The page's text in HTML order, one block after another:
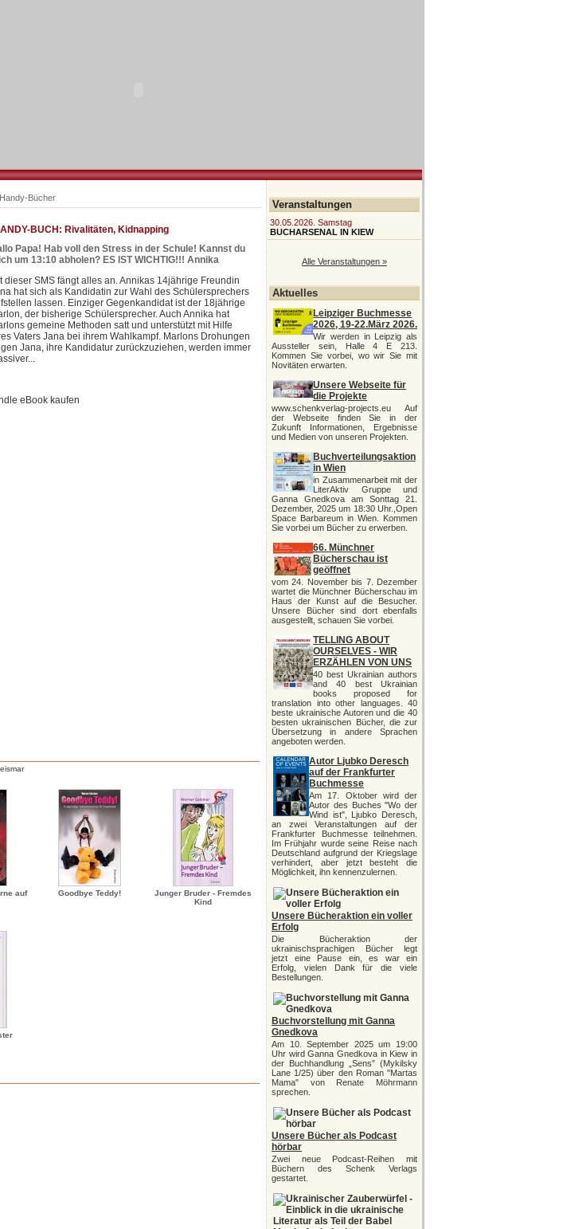
Handy-Bücher
BUCH: Rivalitäten, Kidnapping
Papa! Hab voll den Stress in der Schule! Kannst du
um 13:10 abholen? ES IST WICHTIG!!! Annika
dieser SMS fängt alles an. Annikas 14jährige Freundin
hat sich als Kandidatin zur Wahl des Schülersprechers
lassen. Einziger Gegenkandidat ist der 18jährige
der bisherige Schülersprecher. Auch Annika hat
gemeine Methoden satt und unterstützt mit Hilfe
Vaters Jana bei ihrem Wahlkampf. Marlons Drohungen
Jana, ihre Kandidatur zurückzuziehen, werden immer
eBook kaufen
auf
Goodbye Teddy!
Junger Bruder - Fremdes
Kind
Veranstaltungen
30.05.2026. Samstag
BUCHARSENAL IN KIEW
Alle Veranstaltungen »
Aktuelles
Leipziger Buchmesse
2026, 19-22.März 2026.
Wir werden in Leipzig als
Aussteller sein, Halle 4 E 213.
Kommen Sie vorbei, wo wir Sie mit
Novitäten erwarten.
Unsere Webseite für
die Projekte
www.schenkverlag-projects.eu Auf
der Webseite finden Sie in der
Zukunft Informationen, Ergebnisse
und Medien von unseren Projekten.
Buchverteilungsaktion
in Wien
in Zusammenarbeit mit der
LiterAktiv Gruppe und
Ganna Gnedkova am Sonttag 21.
Dezember, 2025 um 18:30 Uhr.,Open
Space Barbareum in Wien. Kommen
Sie vorbei um Bücher zu erwerben.
66. Münchner
Bücherschau ist
geöffnet
vom 24. November bis 7. Dezember
wartet die Münchner Bücherschau im
Haus der Kunst auf die Besucher.
Unsere Bücher sind dort ebenfalls
ausgestellt, schauen Sie vorbei.
TELLING ABOUT
OURSELVES - WIR
ERZÄHLEN VON UNS
40 best Ukrainian authors
and 40 best Ukrainian
books proposed for
translation into other languages. 40
beste ukrainische Autoren und die 40
besten ukrainischen Bücher, die zur
Übersetzung in andere Sprachen
angeboten werden.
Autor Ljubko Deresch
auf der Frankfurter
Buchmesse
Am 17. Oktober wird der
Autor des Buches "Wo der
Wind ist", Ljubko Deresch,
an zwei Veranstaltungen auf der
Frankfurter Buchmesse teilnehmen.
Im Frühjahr wurde seine Reise nach
Deutschland aufgrund der Kriegslage
verhindert, aber jetzt besteht die
Möglichkeit, ihn kennenzulernen.
Unsere Bücheraktion ein voller
Erfolg
Die Bücheraktion der
ukrainischsprachigen Bücher legt
jetzt eine Pause ein, es war ein
Erfolg, vielen Dank für die viele
Bestellungen.
Buchvorstellung mit Ganna
Gnedkova
Am 10. September 2025 um 19:00
Uhr wird Ganna Gnedkova in Kiew in
der Buchhandlung „Sens” (Mykilsky
Lane 1/25) über den Roman "Martas
Mama" von Renate Möhrmann
sprechen.
Unsere Bücher als Podcast
hörbar
Zwei neue Podcast-Reihen mit
Büchern des Schenk Verlags
gestartet.